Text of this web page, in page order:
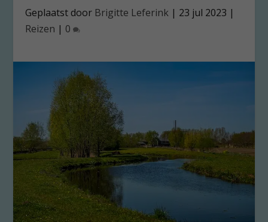
Geplaatst door Brigitte Leferink | 23 jul 2023 |
Reizen | 0